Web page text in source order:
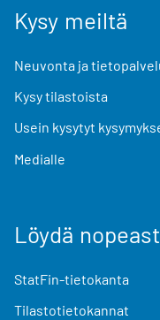
Kysy meiltä
Neuvonta ja
Kysy tilastoista
Usein kysytyt
Medialle
Löydä
StatFin-tietokanta
Tilastotietokannat